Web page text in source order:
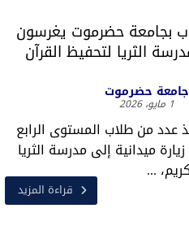
بجامعة حضرموت يغرسون
الثريا لتحفيظ القرآن
جامعة حضرموت
1 مايو، 2026
عدد من طلاب المستوى الرابع
ميدانية إلى مدرسة الثريا
...
قراءة المزيد